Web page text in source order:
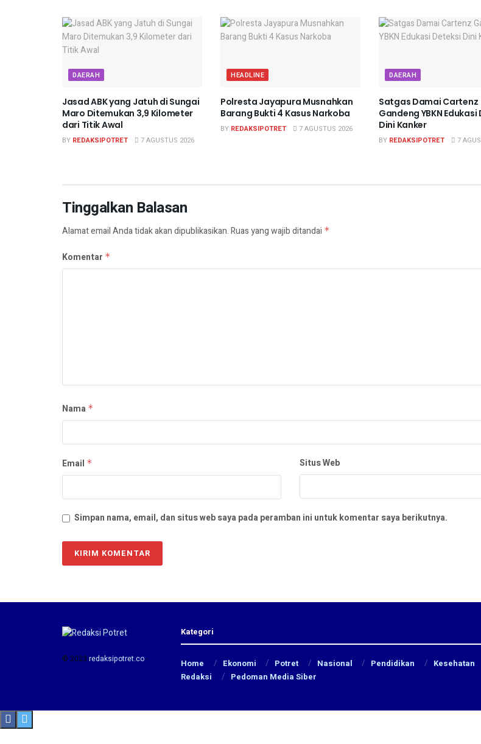
DAERAH
Jasad ABK yang Jatuh di Sungai
Maro Ditemukan 3,9 Kilometer
dari Titik Awal
BY REDAKSIPOTRET 7 AGUSTUS 2026
HEADLINE
Polresta Jayapura Musnahkan
Barang Bukti 4 Kasus Narkoba
BY REDAKSIPOTRET 7 AGUSTUS 2026
DAERAH
Satgas Damai Cartenz
Gandeng YBKN Edukasi
Dini Kanker
BY REDAKSIPOTRET 7
Tinggalkan Balasan
Alamat email Anda tidak akan dipublikasikan.Ruas yang wajib ditandai *
Komentar *
Nama *
Email * Situs Web
Simpan nama, email, dan situs web saya pada peramban ini untuk komentar saya berikutnya.
© 2023 redaksipotret.co-
Kategori
Home Ekonomi Potret Nasional Pendidikan Kesehatan
Redaksi
Pedoman Media Siber